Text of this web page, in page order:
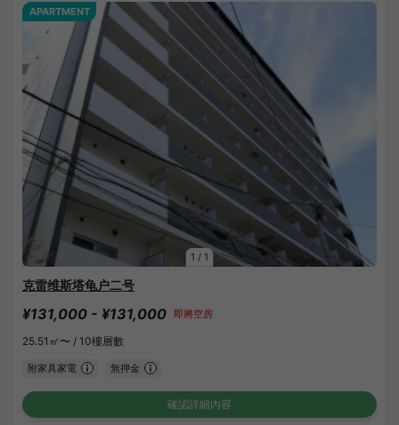
1 / 1
APARTMENT
克雷维斯塔龟户二号
¥131,000 - ¥131,000 即將空房
25.51㎡〜 / 10樓層數
附家具家電 無押金
確認詳細內容